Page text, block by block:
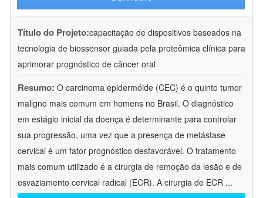
Título do Projeto:capacitação de dispositivos baseados na
tecnologia de biossensor guiada pela proteômica clínica para
aprimorar prognóstico de câncer oral
Resumo: O carcinoma epidermóide (CEC) é o quinto tumor
maligno mais comum em homens no Brasil. O diagnóstico
em estágio inicial da doença é determinante para controlar
sua progressão, uma vez que a presença de metástase
cervical é um fator prognóstico desfavorável. O tratamento
mais comum utilizado é a cirurgia de remoção da lesão e de
esvaziamento cervical radical (ECR). A cirurgia de ECR ...